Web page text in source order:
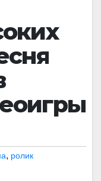
, ролик